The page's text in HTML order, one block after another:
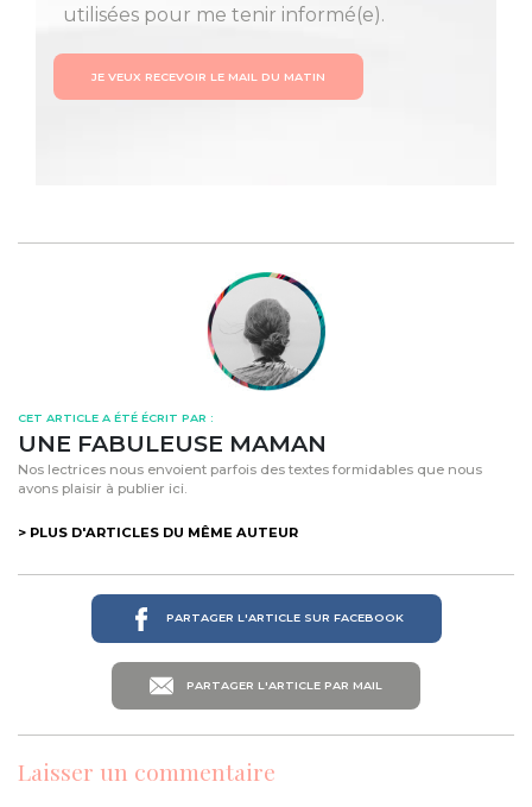
utilisées pour me tenir informé(e).
JE VEUX RECEVOIR LE MAIL DU MATIN
CET ARTICLE A ÉTÉ ÉCRIT PAR :
UNE FABULEUSE MAMAN
Nos lectrices nous envoient parfois des textes formidables que nous
avons plaisir à publier ici.
> PLUS D'ARTICLES DU MÊME AUTEUR
PARTAGER L'ARTICLE SUR FACEBOOK
PARTAGER L'ARTICLE PAR MAIL
Laisser un commentaire